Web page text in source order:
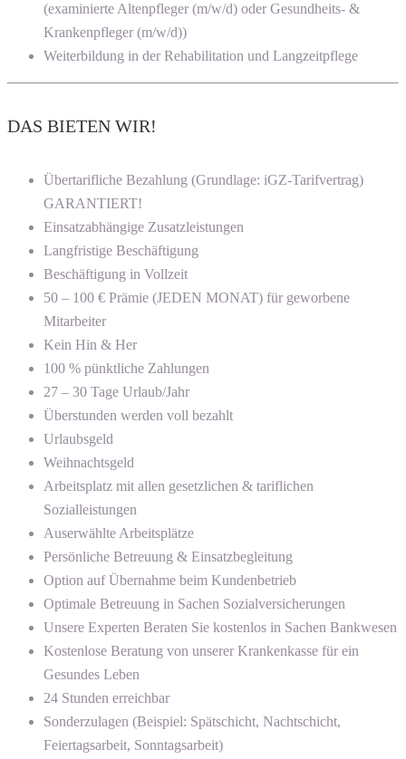
(examinierte Altenpfleger (m/w/d) oder Gesundheits- &
Krankenpfleger (m/w/d))
Weiterbildung in der Rehabilitation und Langzeitpflege
DAS BIETEN WIR!
Übertarifliche Bezahlung (Grundlage: iGZ-Tarifvertrag)
GARANTIERT!
Einsatzabhängige Zusatzleistungen
Langfristige Beschäftigung
Beschäftigung in Vollzeit
50 – 100 € Prämie (JEDEN MONAT) für geworbene
Mitarbeiter
Kein Hin & Her
100 % pünktliche Zahlungen
27 – 30 Tage Urlaub/Jahr
Überstunden werden voll bezahlt
Urlaubsgeld
Weihnachtsgeld
Arbeitsplatz mit allen gesetzlichen & tariflichen
Sozialleistungen
Auserwählte Arbeitsplätze
Persönliche Betreuung & Einsatzbegleitung
Option auf Übernahme beim Kundenbetrieb
Optimale Betreuung in Sachen Sozialversicherungen
Unsere Experten Beraten Sie kostenlos in Sachen Bankwesen
Kostenlose Beratung von unserer Krankenkasse für ein
Gesundes Leben
24 Stunden erreichbar
Sonderzulagen (Beispiel: Spätschicht, Nachtschicht,
Feiertagsarbeit, Sonntagsarbeit)